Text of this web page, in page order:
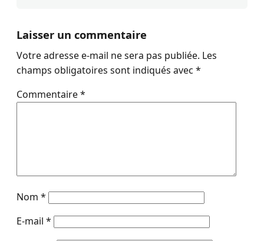
Laisser un commentaire
Votre adresse e-mail ne sera pas publiée. Les
champs obligatoires sont indiqués avec *
Commentaire*
Nom *
E-mail *